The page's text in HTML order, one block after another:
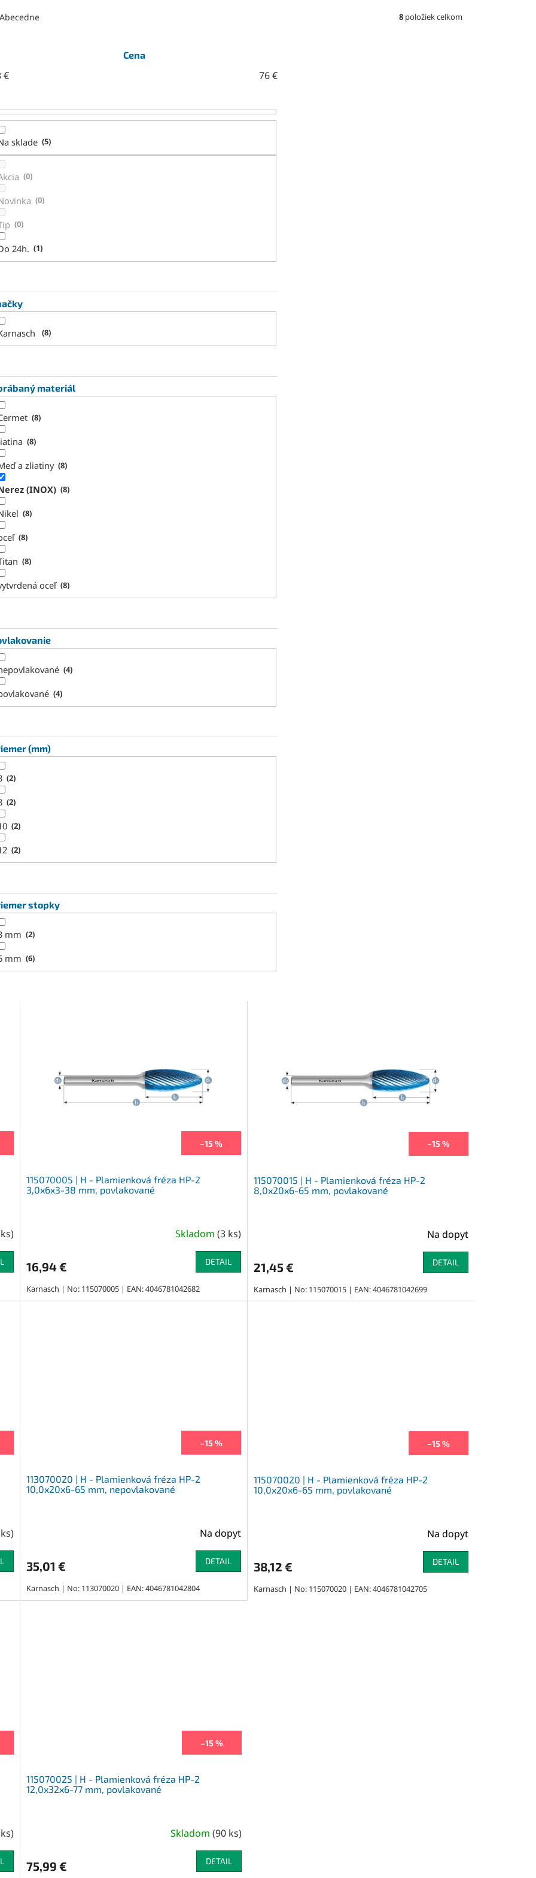
Abecedne 8 položiek celkom
Cena
€ 76€
sklade 5
0
0
0
24h. 1
8
materiál
8
8
a zliatiny 8
(INOX) 8
8
8
8
oceľ 8
4
4
(mm)
2
2
2
2
stopky
mm 2
mm 6
)
–15 %
115070005 | H - Plamienková fréza HP-2
3,0x6x3-38 mm, povlakované
Skladom (3 ks)
16,94 € DETAIL
Karnasch | No: 115070005 | EAN: 4046781042682
–15 %
115070015 | H - Plamienková fréza HP-2
8,0x20x6-65 mm, povlakované
Na dopyt
21,45 € DETAIL
Karnasch | No: 115070015 | EAN: 4046781042699
)
–15 %
113070020 | H - Plamienková fréza HP-2
10,0x20x6-65 mm, nepovlakované
Na dopyt
35,01 € DETAIL
Karnasch | No: 113070020 | EAN: 4046781042804
–15 %
115070020 | H - Plamienková fréza HP-2
10,0x20x6-65 mm, povlakované
Na dopyt
38,12 € DETAIL
Karnasch | No: 115070020 | EAN: 4046781042705
)
–15 %
115070025 | H - Plamienková fréza HP-2
12,0x32x6-77 mm, povlakované
Skladom (90 ks)
75,99 € DETAIL